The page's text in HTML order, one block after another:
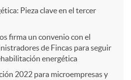
Pieza clave en el tercer
firma un convenio con el
de Fincas para seguir
energética
2022 para microempresas y